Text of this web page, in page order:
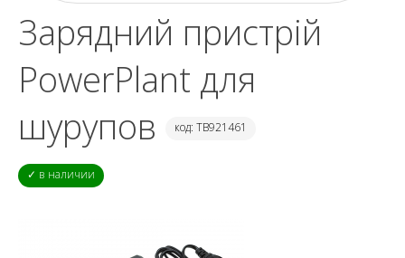
Зарядний пристрій
PowerPlant для
шурупов
код: TB921461
✓ в наличии